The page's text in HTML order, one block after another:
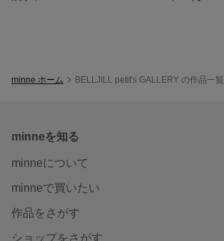
minne ホーム BELLJILL petit's GALLERY の作品一覧
minneを知る
minneについて
minneで買いたい
作品をさがす
ショップをさがす